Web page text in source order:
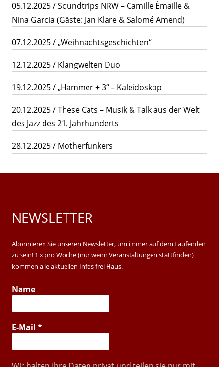
05.12.2025 / Soundtrips NRW – Camille Émaille &
Nina Garcia (Gäste: Jan Klare & Salomé Amend)
07.12.2025 / „Weihnachtsgeschichten“
12.12.2025 / Klangwelten Duo
19.12.2025 / „Hammer + 3“ – Kaleidoskop
20.12.2025 / These Cats – Musik & Talk aus der Welt
des Jazz des 21. Jahrhunderts
28.12.2025 / Motherfunkers
Main
Sidebar
NEWSLETTER
Abonnieren Sie unseren Newsletter, um immer auf dem Laufenden
zu sein! 1 x pro Woche (nur wenn Veranstaltungen stattfinden)
kommen alle aktuellen Infos frei Haus.
Name
E-Mail *